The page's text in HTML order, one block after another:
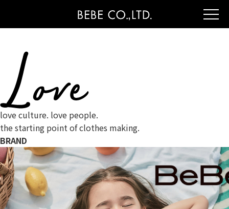
love culture. love people.
the starting point of clothes making.
BRAND